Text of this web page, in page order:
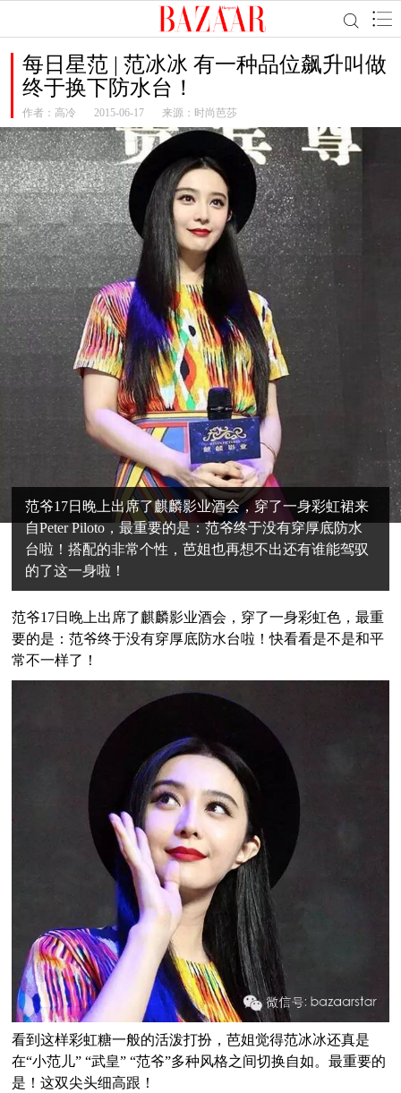
每日星范 | 范冰冰 有一种品位飙升叫做
终于换下防水台！
作者： 高冷 2015-06-17 来源：时尚芭莎
范爷17日晚上出席了麒麟影业酒会，穿了一身彩虹裙来
自Peter Piloto，最重要的是：范爷终于没有穿厚底防水
台啦！搭配的非常个性，芭姐也再想不出还有谁能驾驭
的了这一身啦！
范爷17日晚上出席了麒麟影业酒会，穿了一身彩虹色，最重
要的是：范爷终于没有穿厚底防水台啦！快看看是不是和平
常不一样了！
看到这样彩虹糖一般的活泼打扮，芭姐觉得范冰冰还真是
在“小范儿” “武皇” “范爷”多种风格之间切换自如。最重要的
是！这双尖头细高跟！